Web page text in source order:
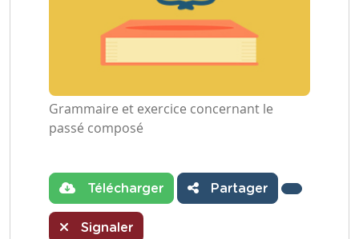
Grammaire et exercice concernant le
passé composé
Télécharger Partager
Signaler